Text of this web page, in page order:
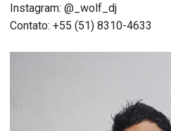
Instagram: @_wolf_dj
Contato: +55 (51) 8310-4633